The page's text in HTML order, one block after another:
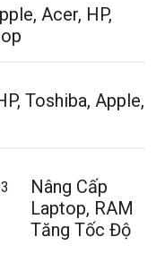
Acer, HP,
Toshiba, Apple,
Nâng Cấp
Laptop, RAM
Tăng Tốc Độ